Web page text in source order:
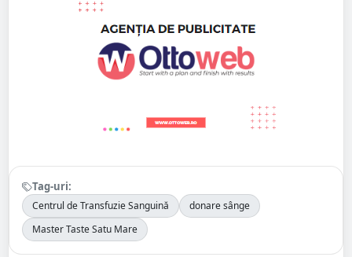
Tag-uri:
Centrul de Transfuzie Sanguină
donare sânge
Master Taste Satu Mare